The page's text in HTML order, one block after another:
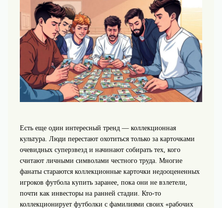
Есть еще один интересный тренд — коллекционная
культура. Люди перестают охотиться только за карточками
очевидных суперзвезд и начинают собирать тех, кого
считают личными символами честного труда. Многие
фанаты стараются коллекционные карточки недооцененных
игроков футбола купить заранее, пока они не взлетели,
почти как инвесторы на ранней стадии. Кто‑то
коллекционирует футболки с фамилиями своих «рабочих